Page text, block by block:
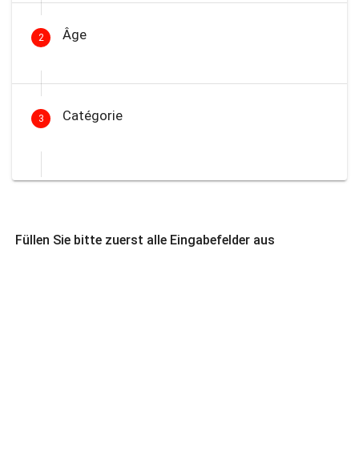
2 Âge
3 Catégorie
Füllen Sie bitte zuerst alle Eingabefelder aus